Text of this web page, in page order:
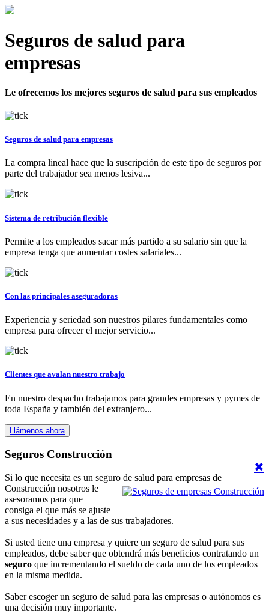
Seguros de salud para
empresas
Le ofrecemos los mejores seguros de salud para sus empleados
Seguros de salud para empresas
La compra lineal hace que la suscripción de este tipo de seguros por
parte del trabajador sea menos lesiva...
Sistema de retribución flexible
Permite a los empleados sacar más partido a su salario sin que la
empresa tenga que aumentar costes salariales...
Con las principales aseguradoras
Experiencia y seriedad son nuestros pilares fundamentales como
empresa para ofrecer el mejor servicio...
Clientes que avalan nuestro trabajo
En nuestro despacho trabajamos para grandes empresas y pymes de
toda España y también del extranjero...
Llámenos ahora
✖
Seguros Construcción
Si lo que necesita es un seguro de salud para empresas de
Construcción nosotros le
asesoramos para que
consiga el que más se ajuste
a sus necesidades y a las de sus trabajadores.
Si usted tiene una empresa y quiere un seguro de salud para sus
empleados, debe saber que obtendrá más beneficios contratando un
seguro que incrementando el sueldo de cada uno de los empleados
en la misma medida.
Saber escoger un seguro de salud para las empresas o autónomos es
una decisión muy importante.